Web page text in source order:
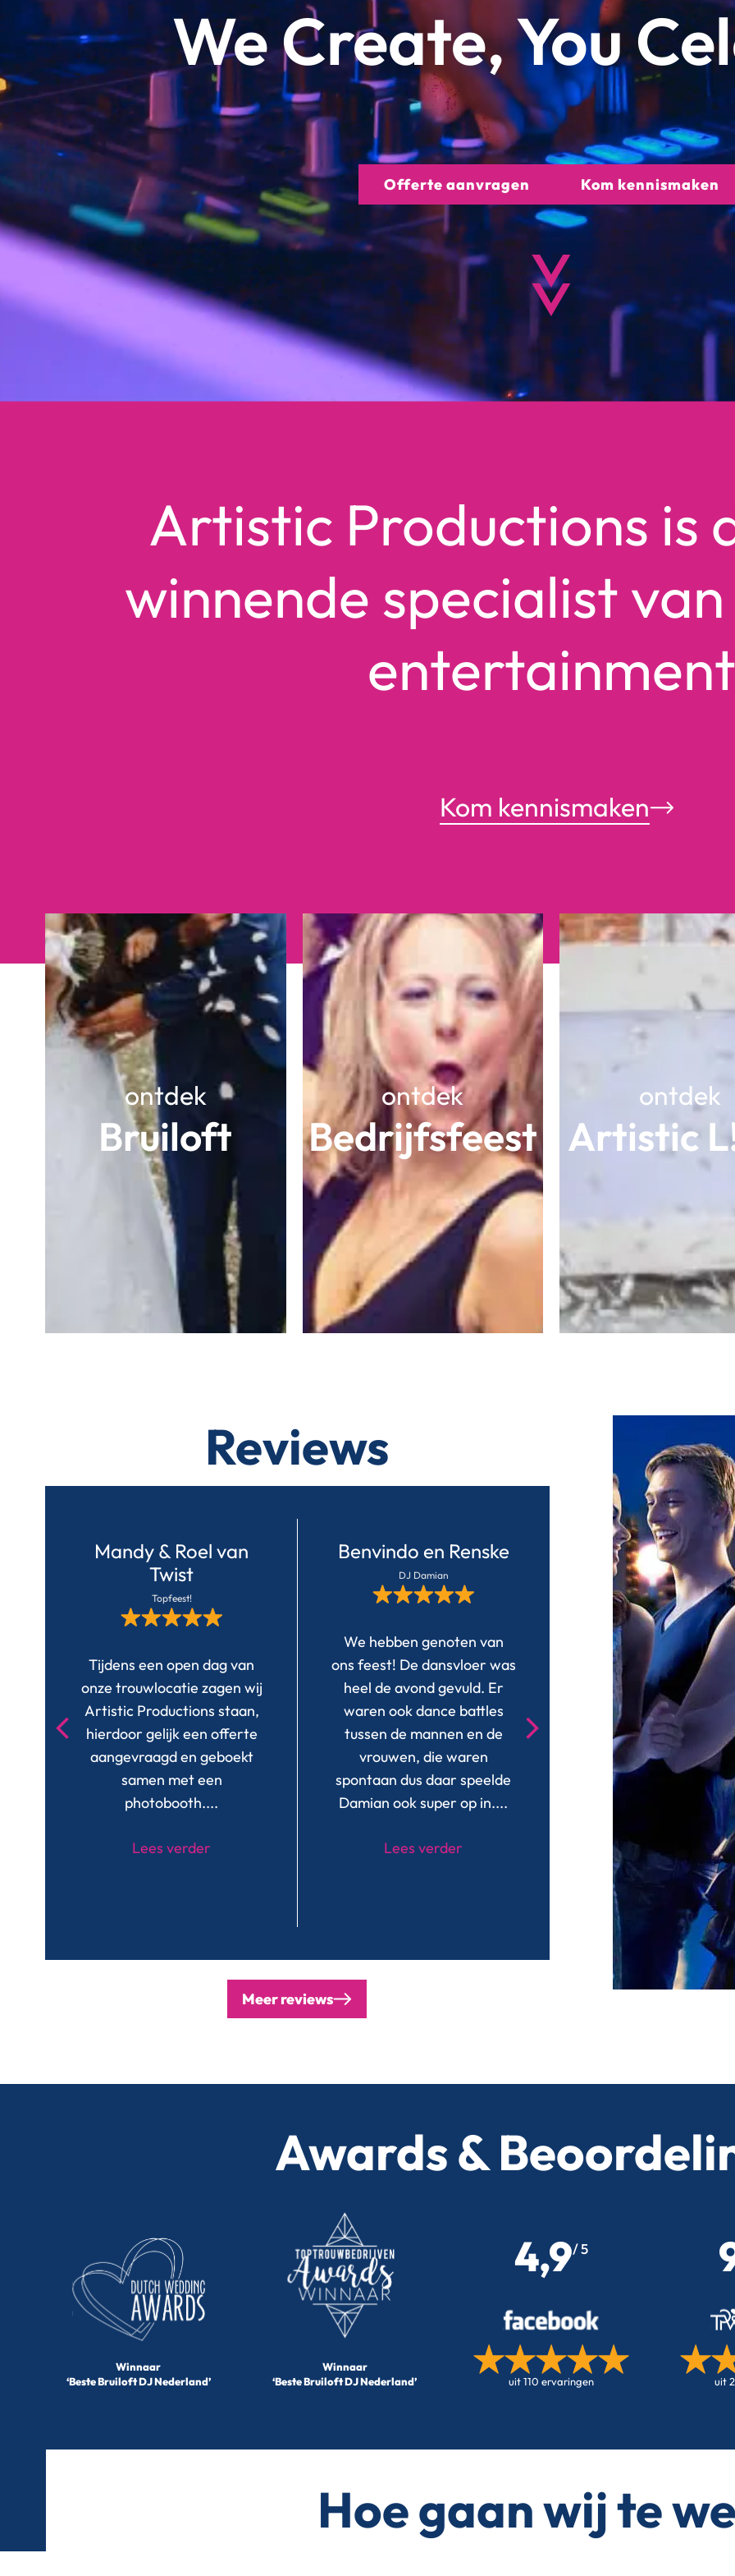
We Create, You
Offerte aanvragen Kom kennismaken
Artistic Productions is
winnende specialist
entertainment
Kom kennismaken
ontdek
Bruiloft
ontdek
Bedrijfsfeest
ontdek
Artistic
Reviews
Mandy & Roel van
Twist
Topfeest!
Tijdens een open dag van
onze trouwlocatie zagen wij
Artistic Productions staan,
hierdoor gelijk een offerte
aangevraagd en geboekt
samen met een
photobooth....
Lees verder
Benvindo en Renske
DJ Damian
We hebben genoten van
ons feest! De dansvloer was
heel de avond gevuld. Er
waren ook dance battles
tussen de mannen en de
vrouwen, die waren
spontaan dus daar speelde
Damian ook super op in....
Lees verder
Kasper en Lisa
DJ Stefan
Het was een top
DJ Stefan, goede
mooie opstelling zo!
communicatie en
gemaakt in de aanloop
de bruiloft....
Lees verder
Meer reviews
Awards &
Winnaar
‘Beste Bruiloft DJ Nederland’
Winnaar
‘Beste Bruiloft DJ Nederland’
4,9/ 5
uit 110 ervaringen uit
Hoe gaan wij te